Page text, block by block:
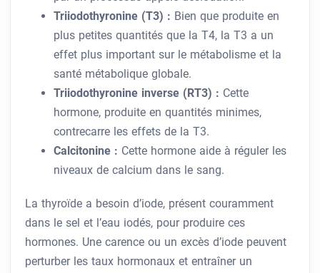
Triiodothyronine (T3) : Bien que produite en
plus petites quantités que la T4, la T3 a un
effet plus important sur le métabolisme et la
santé métabolique globale.
Triiodothyronine inverse (RT3) : Cette
hormone, produite en quantités minimes,
contrecarre les effets de la T3.
Calcitonine : Cette hormone aide à réguler les
niveaux de calcium dans le sang.
La thyroïde a besoin d’iode, présent couramment
dans le sel et l’eau iodés, pour produire ces
hormones. Une carence ou un excès d’iode peuvent
perturber les taux hormonaux et entraîner un